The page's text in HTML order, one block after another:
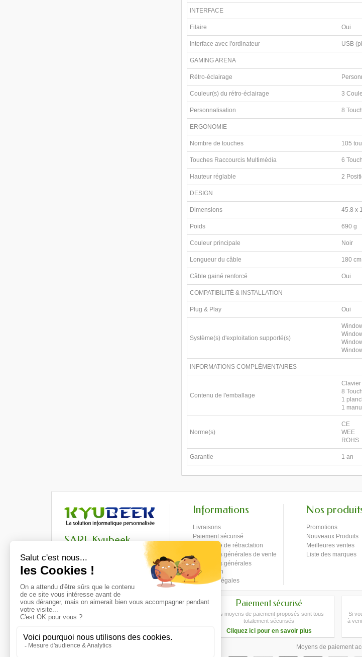
INTERFACE
Filaire Oui
Interface avec l'ordinateur USB
GAMING ARENA
Rétro-éclairage
Couleur(s) du rétro-éclairage 3
Personnalisation 8
ERGONOMIE
Nombre de touches 105
Touches Raccourcis Multimédia 6
Hauteur réglable 2
DESIGN
Dimensions 45.8 x
Poids 690 g
Couleur principale Noir
Longueur du câble 180 cm
Câble gainé renforcé Oui
COMPATIBILITÉ & INSTALLATION
Plug & Play Oui
Système(s) d'exploitation supporté(s)
INFORMATIONS COMPLÉMENTAIRES
Contenu de l'emballage
Clavier
8
1
1
Norme(s)
CE
WEE
ROHS
Garantie 1 an
SARL Kyubeek
48000 Mende
+33 (0)4 66 42 87 48
contact@kyubeek.com
Informations
Livraisons
Paiement sécurisé
Formulaire de rétractation
Conditions générales de vente
Conditions générales
d'utilisation
Mentions légales
Nos
Promotions
Nouveaux Produits
Meilleures ventes
Liste des marques
Livraison 48H
Votre commande est preparée et livrée chez
Paiement sécurisé
Les moyens de paiement proposés sont tous
totalement sécurisés
Cliquez ici pour en savoir plus
Si
à
Moyens de paiement